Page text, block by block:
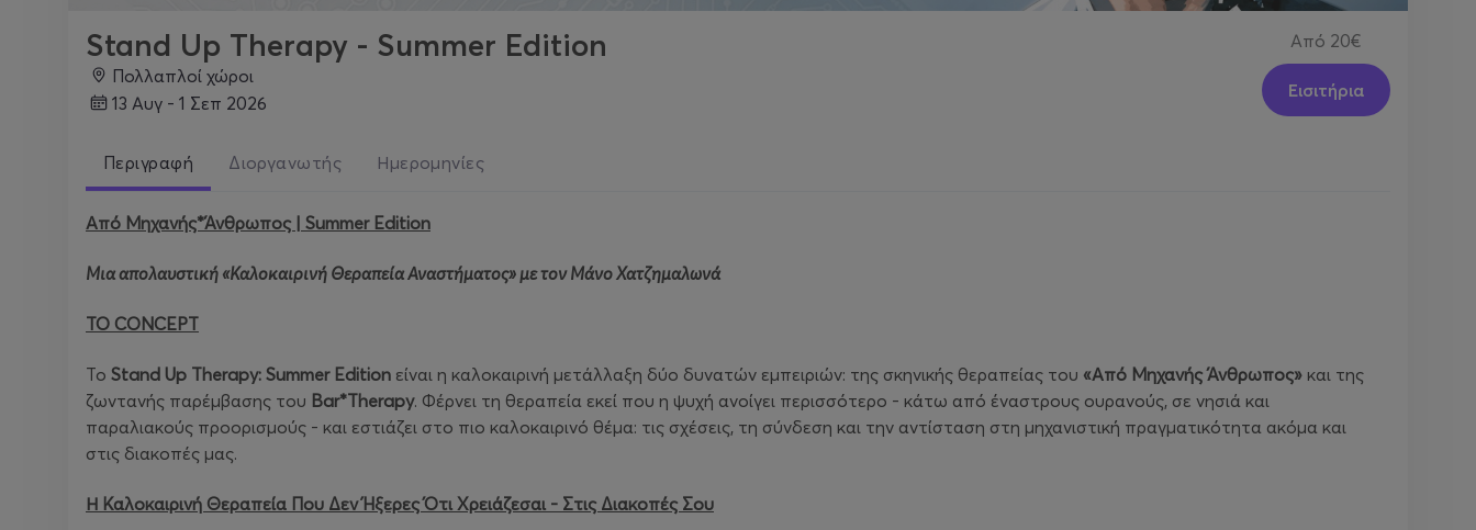
Stand Up Therapy - Summer Edition
Πολλαπλοί χώροι
13 Αυγ - 1 Σεπ 2026
Από 20€
Εισιτήρια
Περιγραφή Διοργανωτής Ημερομηνίες
Από Μηχανής*Άνθρωπος | Summer Edition
Μια απολαυστική «Καλοκαιρινή Θεραπεία Αναστήματος» με τον Μάνο Χατζημαλωνά
ΤΟ CONCEPT
Το Stand Up Therapy: Summer Edition είναι η καλοκαιρινή μετάλλαξη δύο δυνατών εμπειριών: της σκηνικής θεραπείας του «Από Μηχανής Άνθρωπος» και της
ζωντανής παρέμβασης του Bar*Therapy. Φέρνει τη θεραπεία εκεί που η ψυχή ανοίγει περισσότερο - κάτω από έναστρους ουρανούς, σε νησιά και
παραλιακούς προορισμούς - και εστιάζει στο πιο καλοκαιρινό θέμα: τις σχέσεις, τη σύνδεση και την αντίσταση στη μηχανιστική πραγματικότητα ακόμα και
στις διακοπές μας.
Η Καλοκαιρινή Θεραπεία Που Δεν Ήξερες Ότι Χρειάζεσαι - Στις Διακοπές Σου